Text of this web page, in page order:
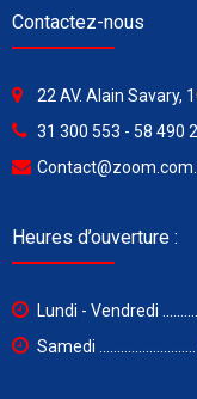
Contactez-nous
22 AV. Alain Savary,
31 300 553 - 58 490
Heures d’ouverture :
Lundi - Vendredi
Samedi